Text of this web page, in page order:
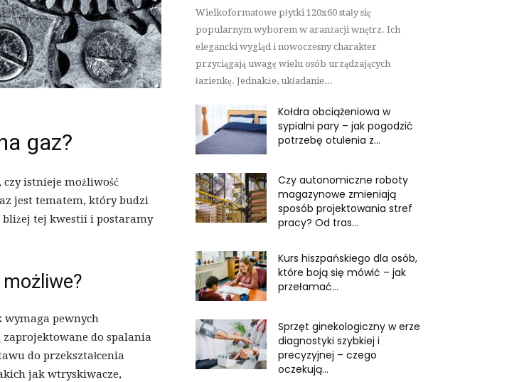
gaz?
istnieje możliwość
jest tematem, który budzi
tej kwestii i postaramy
wymaga pewnych
do spalania
do przekształcenia
jak wtryskiwacze,
Wielkoformatowe płytki 120x60 stały się
popularnym wyborem w aranżacji wnętrz. Ich
elegancki wygląd i nowoczesny charakter
przyciągają uwagę wielu osób urządzających
łazienkę. Jednakże, układanie...
Kołdra obciążeniowa w
sypialni pary – jak pogodzić
potrzebę otulenia z...
Czy autonomiczne roboty
magazynowe zmieniają
sposób projektowania stref
pracy? Od tras...
Kurs hiszpańskiego dla osób,
które boją się mówić – jak
przełamać...
Sprzęt ginekologiczny w erze
diagnostyki szybkiej i
precyzyjnej – czego
oczekują...